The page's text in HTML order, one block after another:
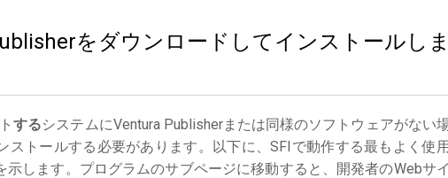
をダウンロードしてインストールしま
するシステムにVentura Publisherまたは同様のソフトウェアがない
ストールする必要があります。以下に、SFIで動作する最もよく使
します。プログラムのサブページに移動すると、開発者のWebサ